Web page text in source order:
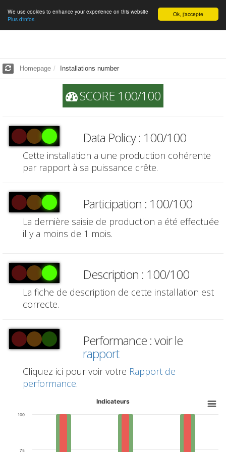
English Ok, j'accepte
We use cookies to enhance your experience on this website
Plus d'infos.
Homepage Installations number
SCORE 100/100
Data Policy : 100/100
Cette installation a une production cohérente
par rapport à sa puissance crête.
Participation : 100/100
La dernière saisie de production a été effectuée
il y a moins de 1 mois.
Description : 100/100
La fiche de description de cette installation est
correcte.
Performance : voir le
rapport
Cliquez ici pour voir votre Rapport de
performance.
Indicateurs
75
100